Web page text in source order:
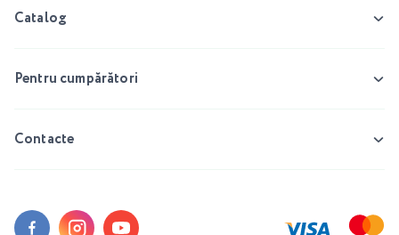
Catalog
Pentru cumpărători
Contacte